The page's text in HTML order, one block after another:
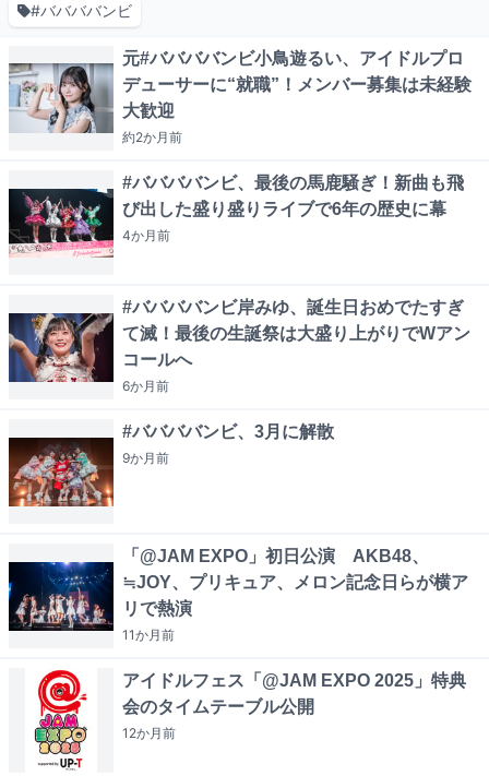
#ババババンビ
元#ババババンビ小鳥遊るい、アイドルプロ
デューサーに“就職”！メンバー募集は未経験
大歓迎
約2か月前
#ババババンビ、最後の馬鹿騒ぎ！新曲も飛
び出した盛り盛りライブで6年の歴史に幕
4か月前
#ババババンビ岸みゆ、誕生日おめでたすぎ
て滅！最後の生誕祭は大盛り上がりでWアン
コールへ
6か月前
#ババババンビ、3月に解散
9か月前
「@JAM EXPO」初日公演 AKB48、
≒JOY、プリキュア、メロン記念日らが横ア
リで熱演
11か月前
アイドルフェス「@JAM EXPO 2025」特典
会のタイムテーブル公開
12か月前